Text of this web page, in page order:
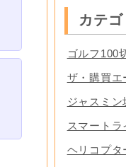
カテ
ゴルフ100
ザ・購買エ
ジャスミ
スマートラ
ヘリコプタ